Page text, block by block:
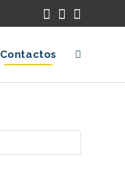
Contactos